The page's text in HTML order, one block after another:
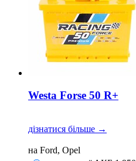
Westa Forse 50 R+
дізнатися більше →
на Ford, Opel